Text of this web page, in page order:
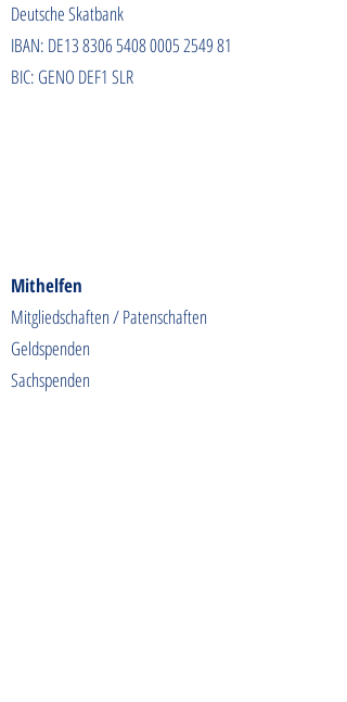
Deutsche Skatbank
IBAN: DE138306 5408 0005 254981
BIC: GENO DEF1 SLR
Mithelfen
Mitgliedschaften / Patenschaften
Geldspenden
Sachspenden